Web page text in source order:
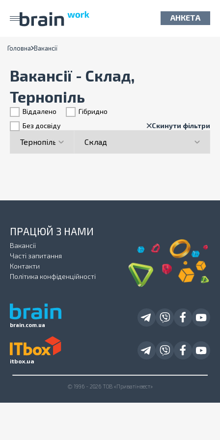
АНКЕТА
Головна Вакансії
Вакансії - Склад,
Тернопіль
Віддалено
Гiбридно
Без досвіду
Скинути фільтри
brain.com.ua
ПРАЦЮЙ З НАМИ
Вакансії
Часті запитання
Контакти
Політика конфіденційності
itbox.ua
© 1996 - 2026 ТОВ «Приватінвест»